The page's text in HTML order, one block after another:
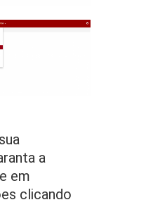
a
em
clicando